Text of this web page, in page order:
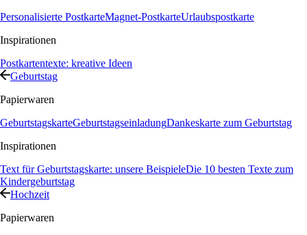
Personalisierte PostkarteMagnet-PostkarteUrlaubspostkarte
Inspirationen
Postkartentexte: kreative Ideen
Geburtstag
Papierwaren
GeburtstagskarteGeburtstagseinladungDankeskarte zum Geburtstag
Inspirationen
Text für Geburtstagskarte: unsere BeispieleDie 10 besten Texte zum
Kindergeburtstag
Hochzeit
Papierwaren